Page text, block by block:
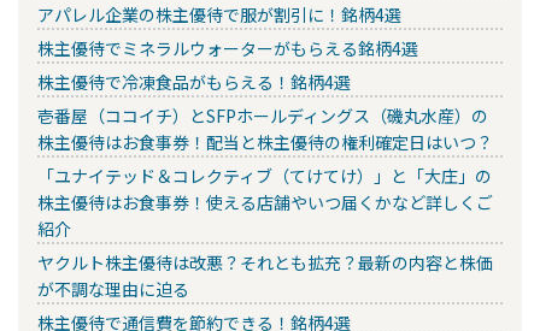
アパレル企業の株主優待で服が割引に！銘柄4選
株主優待でミネラルウォーターがもらえる銘柄4選
株主優待で冷凍食品がもらえる！銘柄4選
壱番屋（ココイチ）とSFPホールディングス（磯丸水産）の
株主優待はお食事券！配当と株主優待の権利確定日はいつ？
「ユナイテッド＆コレクティブ（てけてけ）」と「大庄」の
株主優待はお食事券！使える店舗やいつ届くかなど詳しくご
紹介
ヤクルト株主優待は改悪？それとも拡充？最新の内容と株価
が不調な理由に迫る
株主優待で通信費を節約できる！銘柄4選